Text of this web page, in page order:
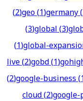
(2)geo(1)germany(
(3)global(3)
(1)global-
live(2)gobd(1)
(2)google-business(
cloud(2)